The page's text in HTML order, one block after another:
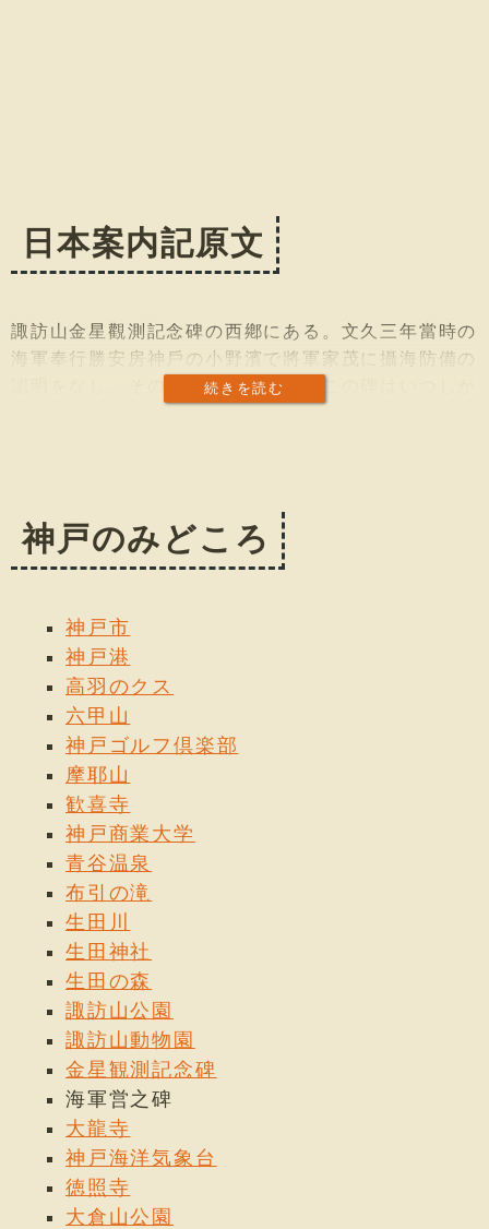
日本案内記原文
続きを読む
諏訪山金星觀測記念碑の西鄕にある。文久三年當時の
海軍奉行勝安房神戶の小野濱で將軍家茂に攝海防備の
認明をなし、その跡に碑を建てた。この碑はいつしか
神戸のみどころ
神戸市
神戸港
高羽のクス
六甲山
神戸ゴルフ倶楽部
摩耶山
歓喜寺
神戸商業大学
青谷温泉
布引の滝
生田川
生田神社
生田の森
諏訪山公園
諏訪山動物園
金星観測記念碑
海軍営之碑
大龍寺
神戸海洋気象台
徳照寺
大倉山公園